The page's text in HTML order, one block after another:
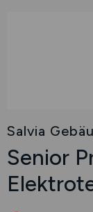
Salvia
Senior